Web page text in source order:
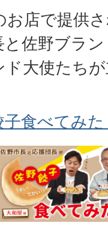
お店で提供
と佐野ブラ
大使たち
食べてみ